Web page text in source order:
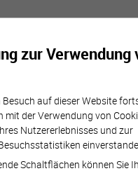
en ville de Sierre
zur Verwendung
Besuch auf dieser Website
mit der Verwendung von
Nutzererlebnisses und zur
Schaltflächen können Sie